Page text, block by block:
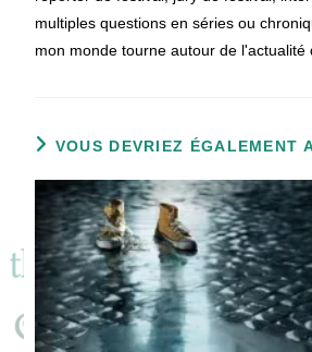
multiples questions en séries ou
mon monde tourne autour de l'actualité
VOUS DEVRIEZ ÉGALEMENT